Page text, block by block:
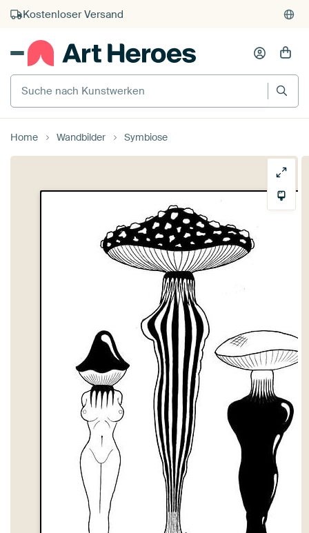
Kostenloser Versand
Kauf auf Rechnung
Individueller Druck auf Bestellung
Suche nach Kunstwerken
Home Wandbilder Symbiose